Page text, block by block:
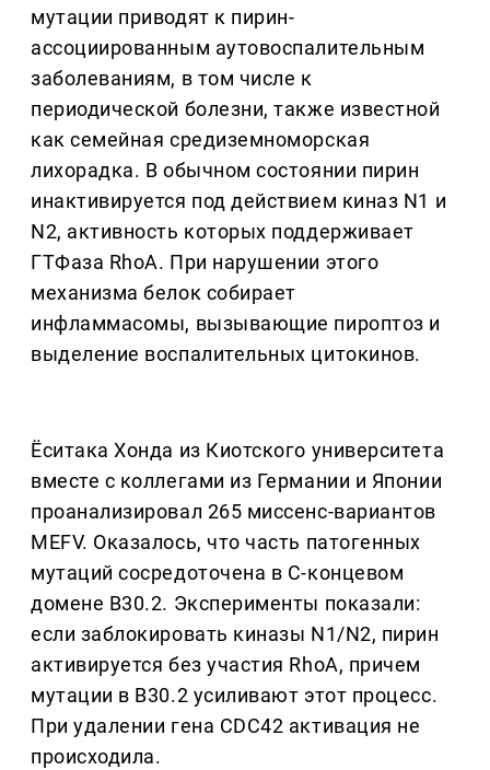
мутации приводят к пирин-
ассоциированным аутовоспалительным
заболеваниям, в том числе к
периодической болезни, также известной
как семейная средиземноморская
лихорадка. В обычном состоянии пирин
инактивируется под действием киназ N1 и
N2, активность которых поддерживает
ГТФаза RhoA. При нарушении этого
механизма белок собирает
инфламмасомы, вызывающие пироптоз и
выделение воспалительных цитокинов.
Ёситака Хонда из Киотского университета
вместе с коллегами из Германии и Японии
проанализировал 265 миссенс-вариантов
MEFV. Оказалось, что часть патогенных
мутаций сосредоточена в С-концевом
домене B30.2. Эксперименты показали:
если заблокировать киназы N1/N2, пирин
активируется без участия RhoA, причем
мутации в B30.2 усиливают этот процесс.
При удалении гена CDC42 активация не
происходила.